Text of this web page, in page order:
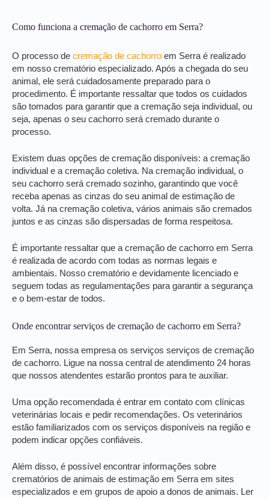
Como funciona a cremação de cachorro em Serra?
O processo de cremação de cachorro em Serra é realizado
em nosso crematório especializado. Após a chegada do seu
animal, ele será cuidadosamente preparado para o
procedimento. É importante ressaltar que todos os cuidados
são tomados para garantir que a cremação seja individual, ou
seja, apenas o seu cachorro será cremado durante o
processo.
Existem duas opções de cremação disponíveis: a cremação
individual e a cremação coletiva. Na cremação individual, o
seu cachorro será cremado sozinho, garantindo que você
receba apenas as cinzas do seu animal de estimação de
volta. Já na cremação coletiva, vários animais são cremados
juntos e as cinzas são dispersadas de forma respeitosa.
É importante ressaltar que a cremação de cachorro em Serra
é realizada de acordo com todas as normas legais e
ambientais. Nosso crematório e devidamente licenciado e
seguem todas as regulamentações para garantir a segurança
e o bem-estar de todos.
Onde encontrar serviços de cremação de cachorro em Serra?
Em Serra, nossa empresa os serviços serviços de cremação
de cachorro. Ligue na nossa central de atendimento 24 horas
que nossos atendentes estarão prontos para te auxiliar.
Uma opção recomendada é entrar em contato com clínicas
veterinárias locais e pedir recomendações. Os veterinários
estão familiarizados com os serviços disponíveis na região e
podem indicar opções confiáveis.
Além disso, é possível encontrar informações sobre
crematórios de animais de estimação em Serra em sites
especializados e em grupos de apoio a donos de animais. Ler